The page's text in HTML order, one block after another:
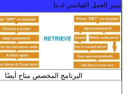
سير العمل القياسي لدينا
البرنامج المخصص متاح أيضًا